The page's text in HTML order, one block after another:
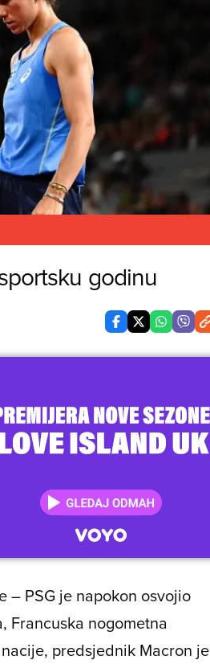
godinu
– PSG je napokon osvojio
Francuska nogometna
predsjednik Macron je